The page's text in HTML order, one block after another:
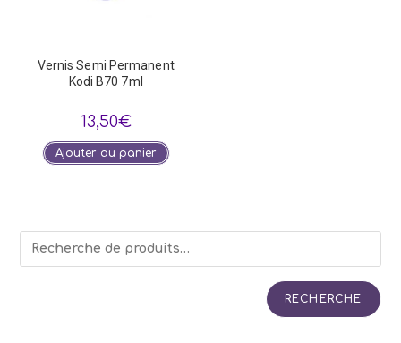
Vernis Semi Permanent
Kodi B70 7ml
13,50€
Ajouter au panier
RECHERCHE